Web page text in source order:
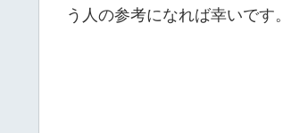
う人の参考になれば幸いです。